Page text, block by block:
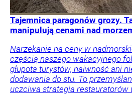
Tajemnica paragonów grozy.
manipulują cenami nad
Narzekanie na ceny w
częścią naszego wakacyjnego
głupota turystów, naiwność ani
dodawania do stu. To
uczciwa strategia restauratorów